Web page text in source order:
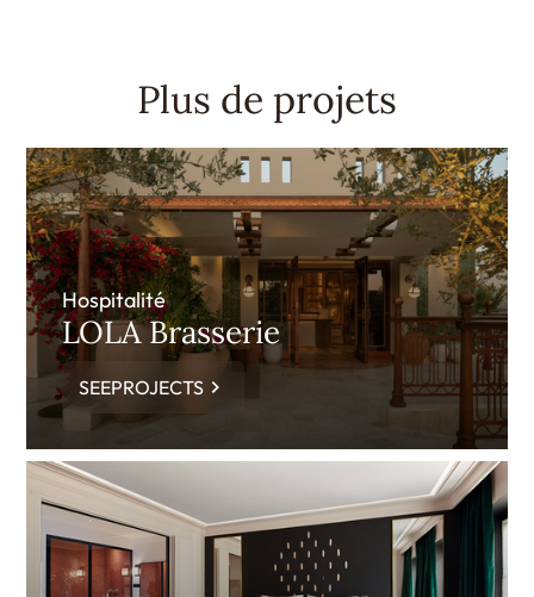
Plus de projets
Hospitalité
LOLA Brasserie
SEEPROJECTS